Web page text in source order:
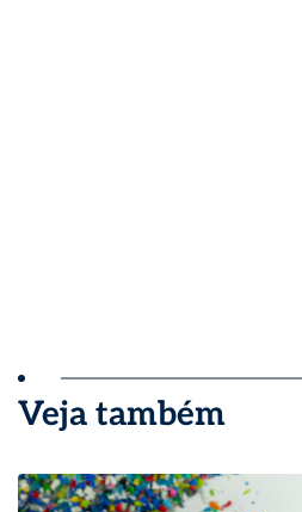
Veja também